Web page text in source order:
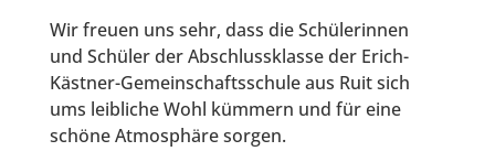
Wir freuen uns sehr, dass die Schülerinnen
und Schüler der Abschlussklasse der Erich-
Kästner-Gemeinschaftsschule aus Ruit sich
ums leibliche Wohl kümmern und für eine
schöne Atmosphäre sorgen.